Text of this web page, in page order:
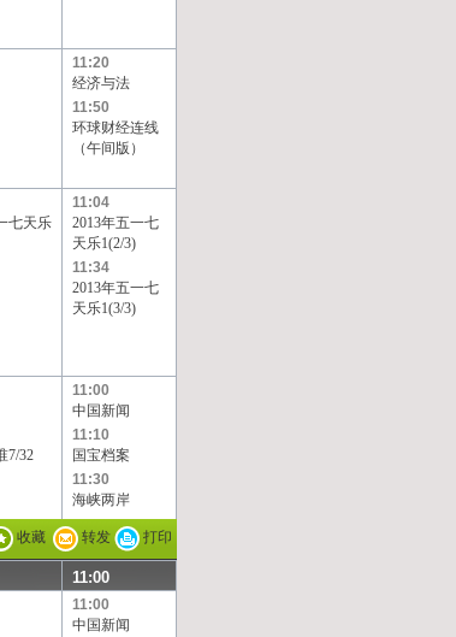
11:20
经济与法
11:50
环球财经连线
（午间版）
七天乐
11:04
2013年五一七
天乐1(2/3)
11:34
2013年五一七
天乐1(3/3)
7/32
11:00
中国新闻
11:10
国宝档案
11:30
海峡两岸
收藏 转发 打印
11:00
11:00
中国新闻